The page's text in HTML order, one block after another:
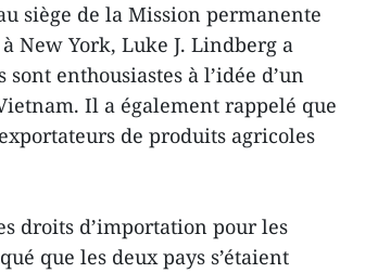
siège de la Mission permanente
New York, Luke J. Lindberg a
enthousiastes à l’idée d’un
Il a également rappelé que
de produits agricoles
droits d’importation pour les
que les deux pays s’étaient